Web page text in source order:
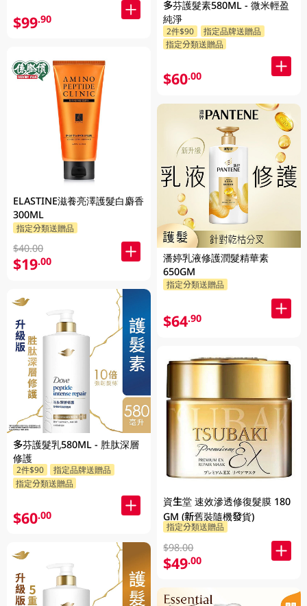
$99.90
ELASTINE滋養亮澤護髮白麝香
300ML
指定分類送贈品
$40.00
$19.00
多芬護髮乳580ML - 胜肽深層
修護
2件$90
指定品牌送贈品
指定分類送贈品
$60.00
多芬護髮素580ML - 微米輕盈
純淨
2件$90
指定品牌送贈品
指定分類送贈品
$60.00
潘婷乳液修護潤髮精華素
650GM
指定分類送贈品
$64.90
資生堂 速效滲透修復髮膜 180
GM (新舊裝隨機發貨)
指定分類送贈品
$98.00
$49.00